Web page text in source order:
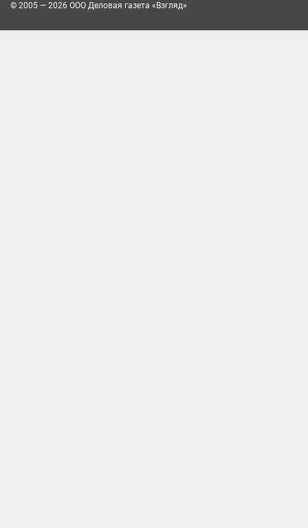
© 2005 — 2026 ООО Деловая газета «Взгляд»